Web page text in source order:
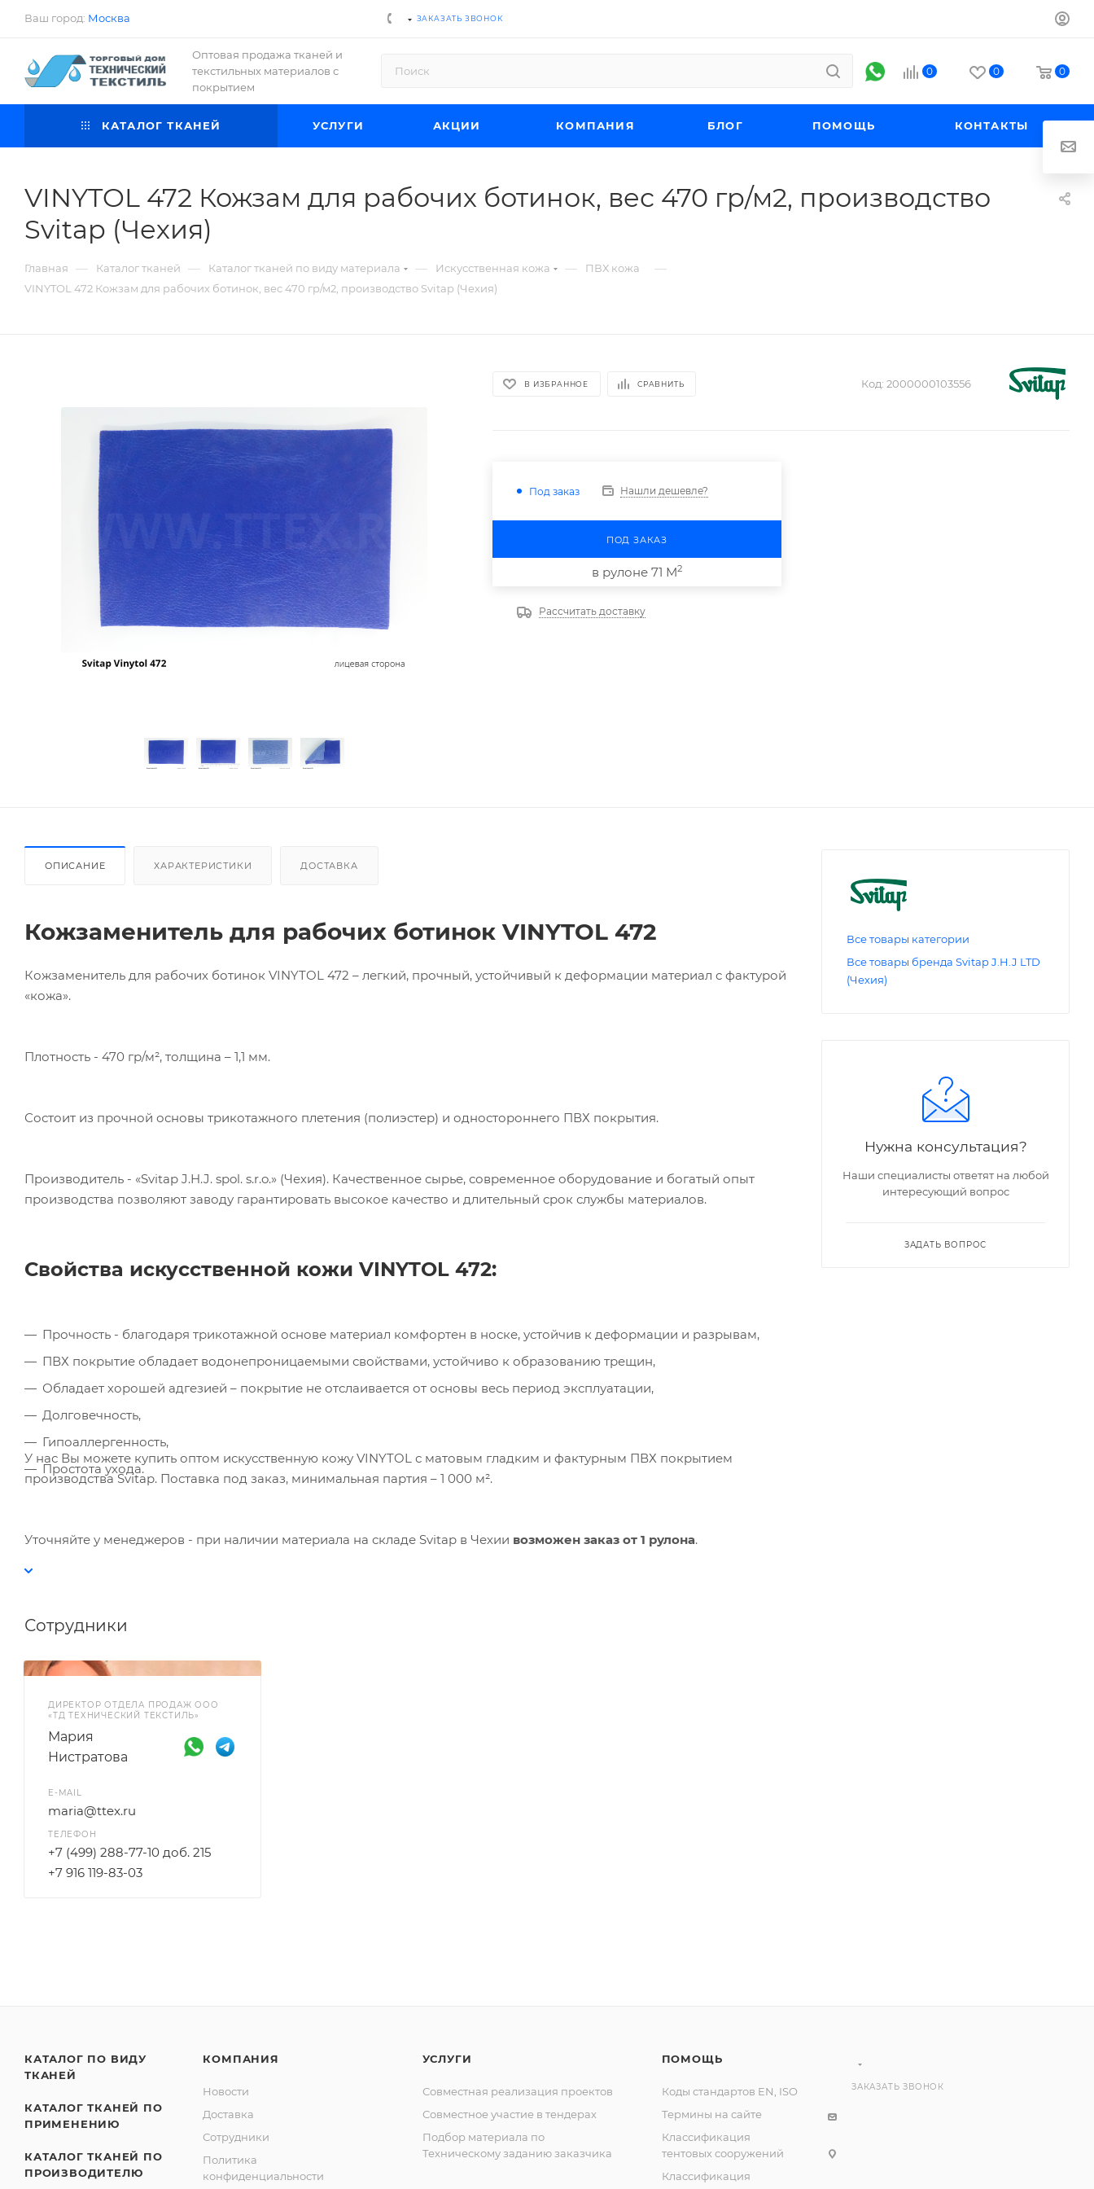
Ваш город: Москва ЗАКАЗАТЬ ЗВОНОК
Оптовая продажа тканей и
текстильных материалов с
покрытием
0 0 0
КАТАЛОГ ТКАНЕЙ УСЛУГИ АКЦИИ КОМПАНИЯ БЛОГ ПОМОЩЬ КОНТАКТЫ
VINYTOL 472 Кожзам для рабочих ботинок, вес 470 гр/м2, производство
Svitap (Чехия)
Главная — Каталог тканей — Каталог тканей по виду материала — Искусственная кожа — ПВХ кожа —
VINYTOL 472 Кожзам для рабочих ботинок, вес 470 гр/м2, производство Svitap (Чехия)
В ИЗБРАННОЕ СРАВНИТЬ Код: 2000000103556
Под заказ Нашли дешевле?
ПОД ЗАКАЗ
в рулоне 71 М2
Рассчитать доставку
ОПИСАНИЕ ХАРАКТЕРИСТИКИ ДОСТАВКА
Кожзаменитель для рабочих ботинок VINYTOL 472
Кожзаменитель для рабочих ботинок VINYTOL 472 – легкий, прочный, устойчивый к деформации материал с фактурой
«кожа».
Плотность - 470 гр/м², толщина – 1,1 мм.
Состоит из прочной основы трикотажного плетения (полиэстер) и одностороннего ПВХ покрытия.
Производитель - «Svitap J.H.J. spol. s.r.o.» (Чехия). Качественное сырье, современное оборудование и богатый опыт
производства позволяют заводу гарантировать высокое качество и длительный срок службы материалов.
Свойства искусственной кожи VINYTOL 472:
Прочность - благодаря трикотажной основе материал комфортен в носке, устойчив к деформации и разрывам,
ПВХ покрытие обладает водонепроницаемыми свойствами, устойчиво к образованию трещин,
Обладает хорошей адгезией – покрытие не отслаивается от основы весь период эксплуатации,
Долговечность,
Гипоаллергенность,
Простота ухода.
У нас Вы можете купить оптом искусственную кожу VINYTOL с матовым гладким и фактурным ПВХ покрытием
производства Svitap. Поставка под заказ, минимальная партия – 1 000 м².
Уточняйте у менеджеров - при наличии материала на складе Svitap в Чехии возможен заказ от 1 рулона.
Сотрудники
ДИРЕКТОР ОТДЕЛА ПРОДАЖ ООО
«ТД ТЕХНИЧЕСКИЙ ТЕКСТИЛЬ»
Мария
Нистратова
E-MAIL
maria@ttex.ru
ТЕЛЕФОН
+7 (499) 288-77-10 доб. 215
+7 916 119-83-03
Все товары категории
Все товары бренда Svitap J.H.J LTD
(Чехия)
Нужна консультация?
Наши специалисты ответят на любой
интересующий вопрос
ЗАДАТЬ ВОПРОС
КАТАЛОГ ПО ВИДУ
ТКАНЕЙ
КАТАЛОГ ТКАНЕЙ ПО
ПРИМЕНЕНИЮ
КАТАЛОГ ТКАНЕЙ ПО
ПРОИЗВОДИТЕЛЮ
КОМПАНИЯ
Новости
Доставка
Сотрудники
Политика
конфиденциальности
УСЛУГИ
Совместная реализация проектов
Совместное участие в тендерах
Подбор материала по
Техническому заданию заказчика
ПОМОЩЬ
Коды стандартов EN, ISO
Термины на сайте
Классификация
тентовых сооружений
Классификация
ЗАКАЗАТЬ ЗВОНОК
использует cookie-файлы и обрабатывает
персональные данные с использованием Яндекс
Подтвердите ваше согласие, нажав кнопку "Принять".